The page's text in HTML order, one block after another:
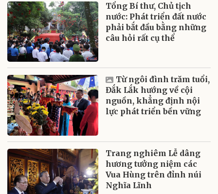
Tổng Bí thư, Chủ tịch
nước: Phát triển đất nước
phải bắt đầu bằng những
câu hỏi rất cụ thể
Từ ngôi đình trăm tuổi,
Đắk Lắk hướng về cội
nguồn, khẳng định nội
lực phát triển bền vững
Trang nghiêm Lễ dâng
hương tưởng niệm các
Vua Hùng trên đỉnh núi
Nghĩa Lĩnh